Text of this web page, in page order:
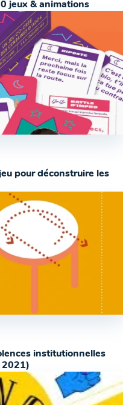
jeux & animations
pour déconstruire les
institutionnelles
2021)